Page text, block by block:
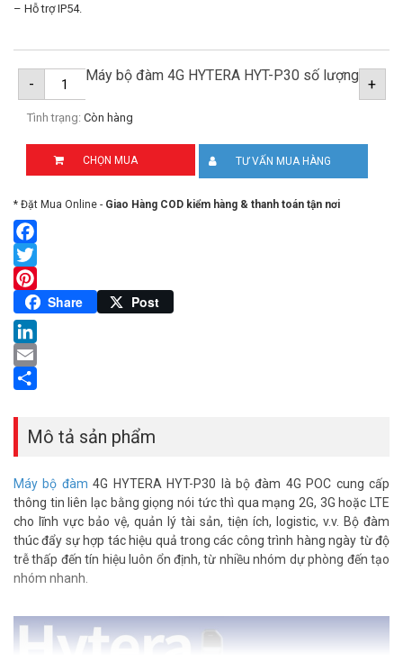
– Hỗ trợ IP54.
- Máy bộ đàm 4G HYTERA HYT-P30 số lượng +
Tình trạng: Còn hàng
CHỌN MUA TƯ VẤN MUA HÀNG
* Đặt Mua Online - Giao Hàng COD kiểm hàng & thanh toán tận nơi
Facebook
Twitter
Pinterest
Share Post
LinkedIn
Email
Mô tả sản phẩm
Máy bộ đàm 4G HYTERA HYT-P30 là bộ đàm 4G POC cung cấp
thông tin liên lạc bằng giọng nói tức thì qua mạng 2G, 3G hoặc LTE
cho lĩnh vực bảo vệ, quản lý tài sản, tiện ích, logistic, v.v. Bộ đàm
thúc đẩy sự hợp tác hiệu quả trong các công trình hàng ngày từ độ
trễ thấp đến tín hiệu luôn ổn định, từ nhiều nhóm dự phòng đến tạo
nhóm nhanh.